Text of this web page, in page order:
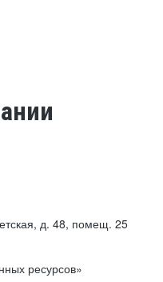
д. 48, помещ. 25
ресурсов»